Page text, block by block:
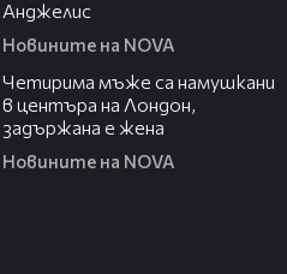
Анджелис
Новините на NOVA
Четирима мъже са намушкани
в центъра на Лондон,
задържана е жена
Новините на NOVA